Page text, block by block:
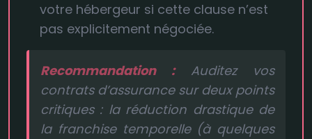
votre hébergeur si cette clause n’est
pas explicitement négociée.
Recommandation :Auditez vos
contrats d’assurance sur deux points
critiques : la réduction drastique de
la franchise temporelle (à quelques